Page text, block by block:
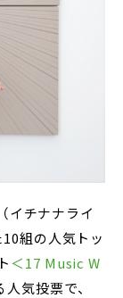
イチナナライ
組の人気トッ
＜17 Music W
気投票で、